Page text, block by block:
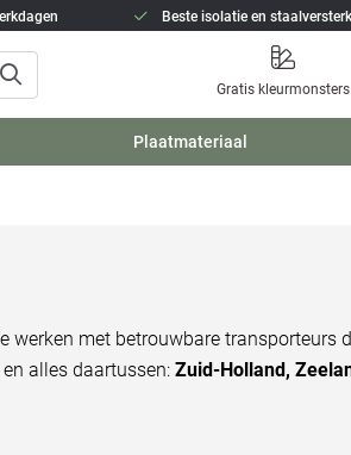
Beste isolatie en
Gratis kleurmonsters
Plaatmateriaal
werken met betrouwbare transporteurs
en alles daartussen: Zuid-Holland,